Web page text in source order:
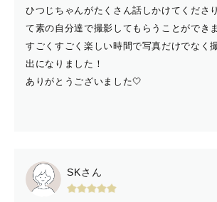
ひつじちゃんがたくさん話しかけてくださ
て素の自分達で撮影してもらうことができ
すごくすごく楽しい時間で写真だけでなく
出になりました！
ありがとうございました🤍
SKさん